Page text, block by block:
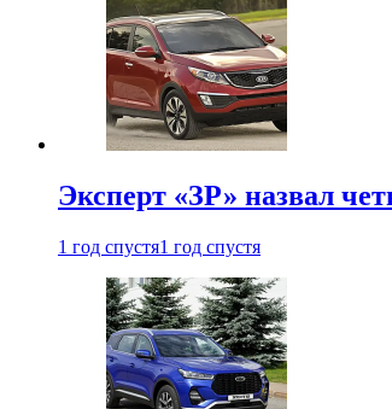
Эксперт «ЗР» назвал
1 год спустя1 год спустя